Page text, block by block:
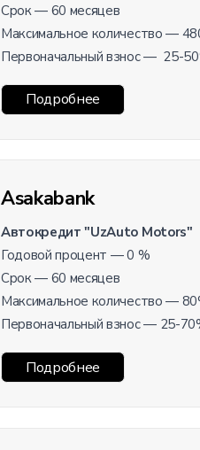
Срок — 60 месяцев
Максимальное количество —
Первоначальный взнос — 25-
Подробнее
Asakabank
Автокредит "UzAuto Motors"
Годовой процент — 0 %
Срок — 60 месяцев
Максимальное количество —
Первоначальный взнос — 25-
Подробнее